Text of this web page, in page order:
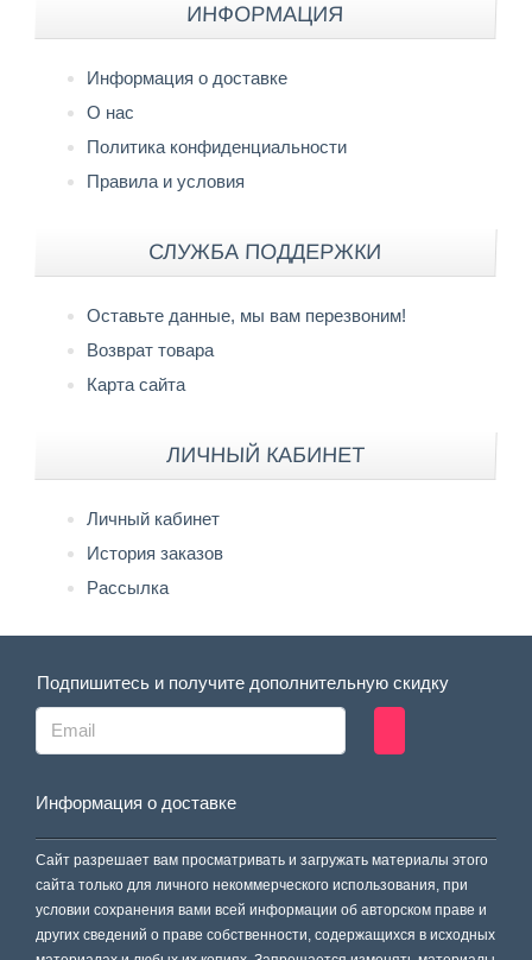
ИНФОРМАЦИЯ
Информация о доставке
О нас
Политика конфиденциальности
Правила и условия
СЛУЖБА ПОДДЕРЖКИ
Оставьте данные, мы вам перезвоним!
Возврат товара
Карта сайта
ЛИЧНЫЙ КАБИНЕТ
Личный кабинет
История заказов
Рассылка
Подпишитесь и получите дополнительную скидку
Информация о доставке
Сайт разрешает вам просматривать и загружать материалы этого
сайта только для личного некоммерческого использования, при
условии сохранения вами всей информации об авторском праве и
других сведений о праве собственности, содержащихся в исходных